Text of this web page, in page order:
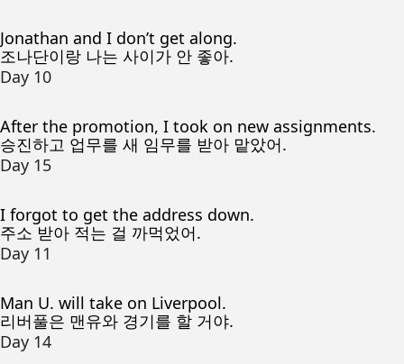
Jonathan and I don’t get along.
조나단이랑 나는 사이가 안 좋아.
Day 10
After the promotion, I took on new assignments.
승진하고 업무를 새 임무를 받아 맡았어.
Day 15
I forgot to get the address down.
주소 받아 적는 걸 까먹었어.
Day 11
Man U. will take on Liverpool.
리버풀은 맨유와 경기를 할 거야.
Day 14